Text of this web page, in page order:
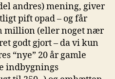
andres) mening, giver
pift opad – og får
million (eller noget nær
godt gjort – da vi kun
“nye” 20 år gamle
indbygnings